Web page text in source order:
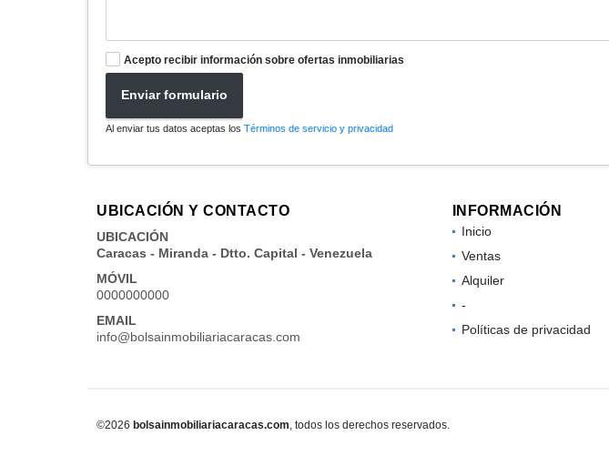
Acepto recibir información sobre ofertas inmobiliarias
Enviar formulario
Al enviar tus datos aceptas los Términos de servicio y privacidad
UBICACIÓN Y CONTACTO
UBICACIÓN
Caracas - Miranda - Dtto. Capital - Venezuela
MÓVIL
0000000000
EMAIL
info@bolsainmobiliariacaracas.com
INFORMACIÓN
Inicio
Ventas
Alquiler
-
Políticas de privacidad
©2026 bolsainmobiliariacaracas.com, todos los derechos reservados.